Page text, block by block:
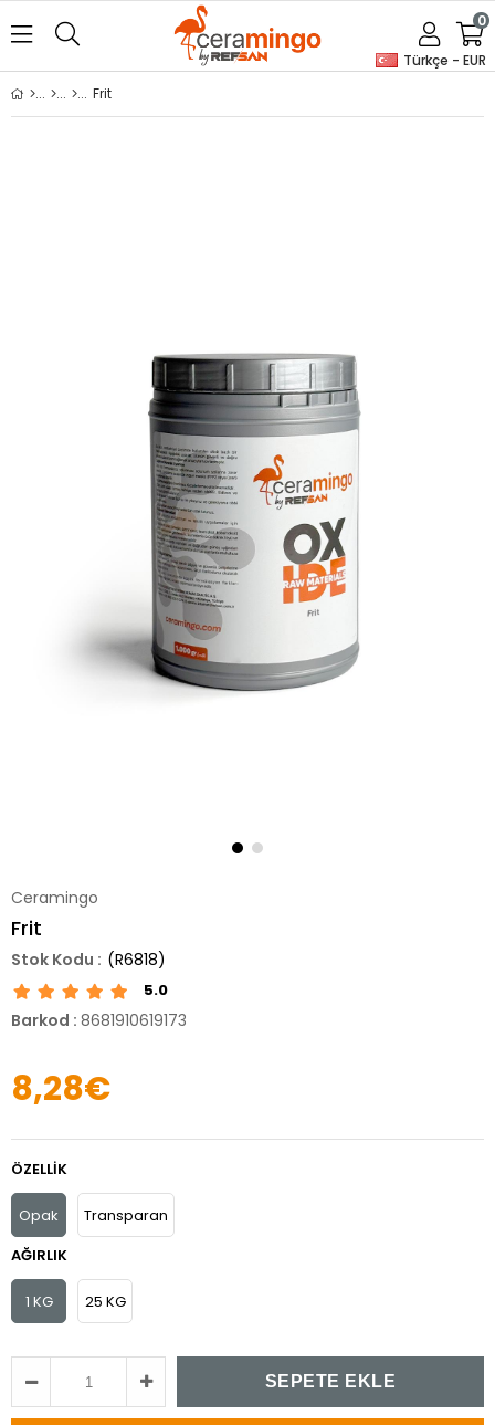
Türkçe - EUR
0
Frit
Ceramingo
Frit
(R6818)
5.0
Barkod : 8681910619173
8,28€
ÖZELLIK
Opak
Transparan
AĞIRLIK
1 KG 25 KG